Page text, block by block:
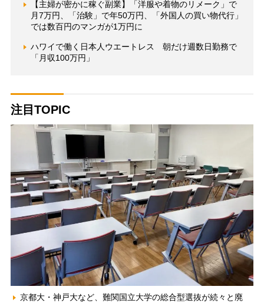
【主婦が密かに稼ぐ副業】「洋服や着物のリメーク」で
月7万円、「治験」で年50万円、「外国人の買い物代行」
では数百円のマンガが1万円に
ハワイで働く日本人ウエートレス 朝だけ週数日勤務で
「月収100万円」
注目TOPIC
京都大・神戸大など、難関国立大学の総合型選抜が続々と廃